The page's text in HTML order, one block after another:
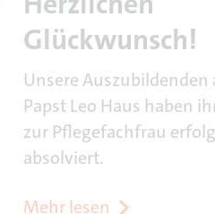
Glückwunsch!
Unsere Auszubildenden
Papst Leo Haus haben
zur Pflegefachfrau
absolviert.
Mehr lesen